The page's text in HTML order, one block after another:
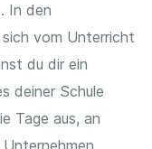
In den
vom Unterricht
du dir ein
deiner Schule
Tage aus, an